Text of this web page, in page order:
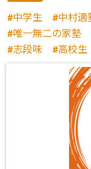
中学生
中村適
唯一無二の家塾
志段味
高校生